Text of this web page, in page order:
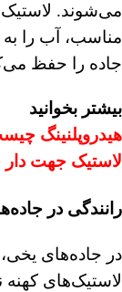
می‌شوند.
مناسب، آب را
جاده را حفظ
بیشتر بخوانید
هیدروپلنینگ
لاستیک جهت دار
رانندگی در
در جاده‌های یخی،
لاستیک‌های کهنه